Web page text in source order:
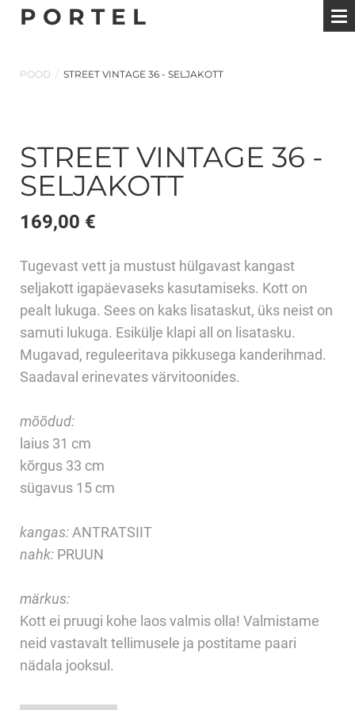
P O R T E L
POOD / STREET VINTAGE 36 - SELJAKOTT
STREET VINTAGE 36 -
SELJAKOTT
169,00 €
Tugevast vett ja mustust hülgavast kangast
seljakott igapäevaseks kasutamiseks. Kott on
pealt lukuga. Sees on kaks lisataskut, üks neist on
samuti lukuga. Esikülje klapi all on lisatasku.
Mugavad, reguleeritava pikkusega kanderihmad.
Saadaval erinevates värvitoonides.
mõõdud:
laius 31 cm
kõrgus 33 cm
sügavus 15 cm
kangas: ANTRATSIIT
nahk: PRUUN
märkus:
Kott ei pruugi kohe laos valmis olla! Valmistame
neid vastavalt tellimusele ja postitame paari
nädala jooksul.